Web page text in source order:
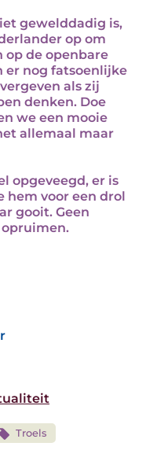
gewelddadig is,
op om
op de openbare
er nog fatsoenlijke
als zij
denken. Doe
we een mooie
allemaal maar
opgeveegd, er is
hem voor een drol
gooit. Geen
Troels